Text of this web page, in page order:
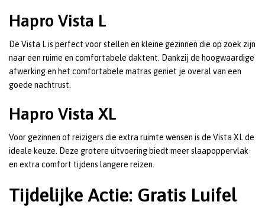
Hapro Vista L
De Vista L is perfect voor stellen en kleine gezinnen die op zoek zijn
naar een ruime en comfortabele daktent. Dankzij de hoogwaardige
afwerking en het comfortabele matras geniet je overal van een
goede nachtrust.
Hapro Vista XL
Voor gezinnen of reizigers die extra ruimte wensen is de Vista XL de
ideale keuze. Deze grotere uitvoering biedt meer slaapoppervlak
en extra comfort tijdens langere reizen.
Tijdelijke Actie: Gratis Luifel